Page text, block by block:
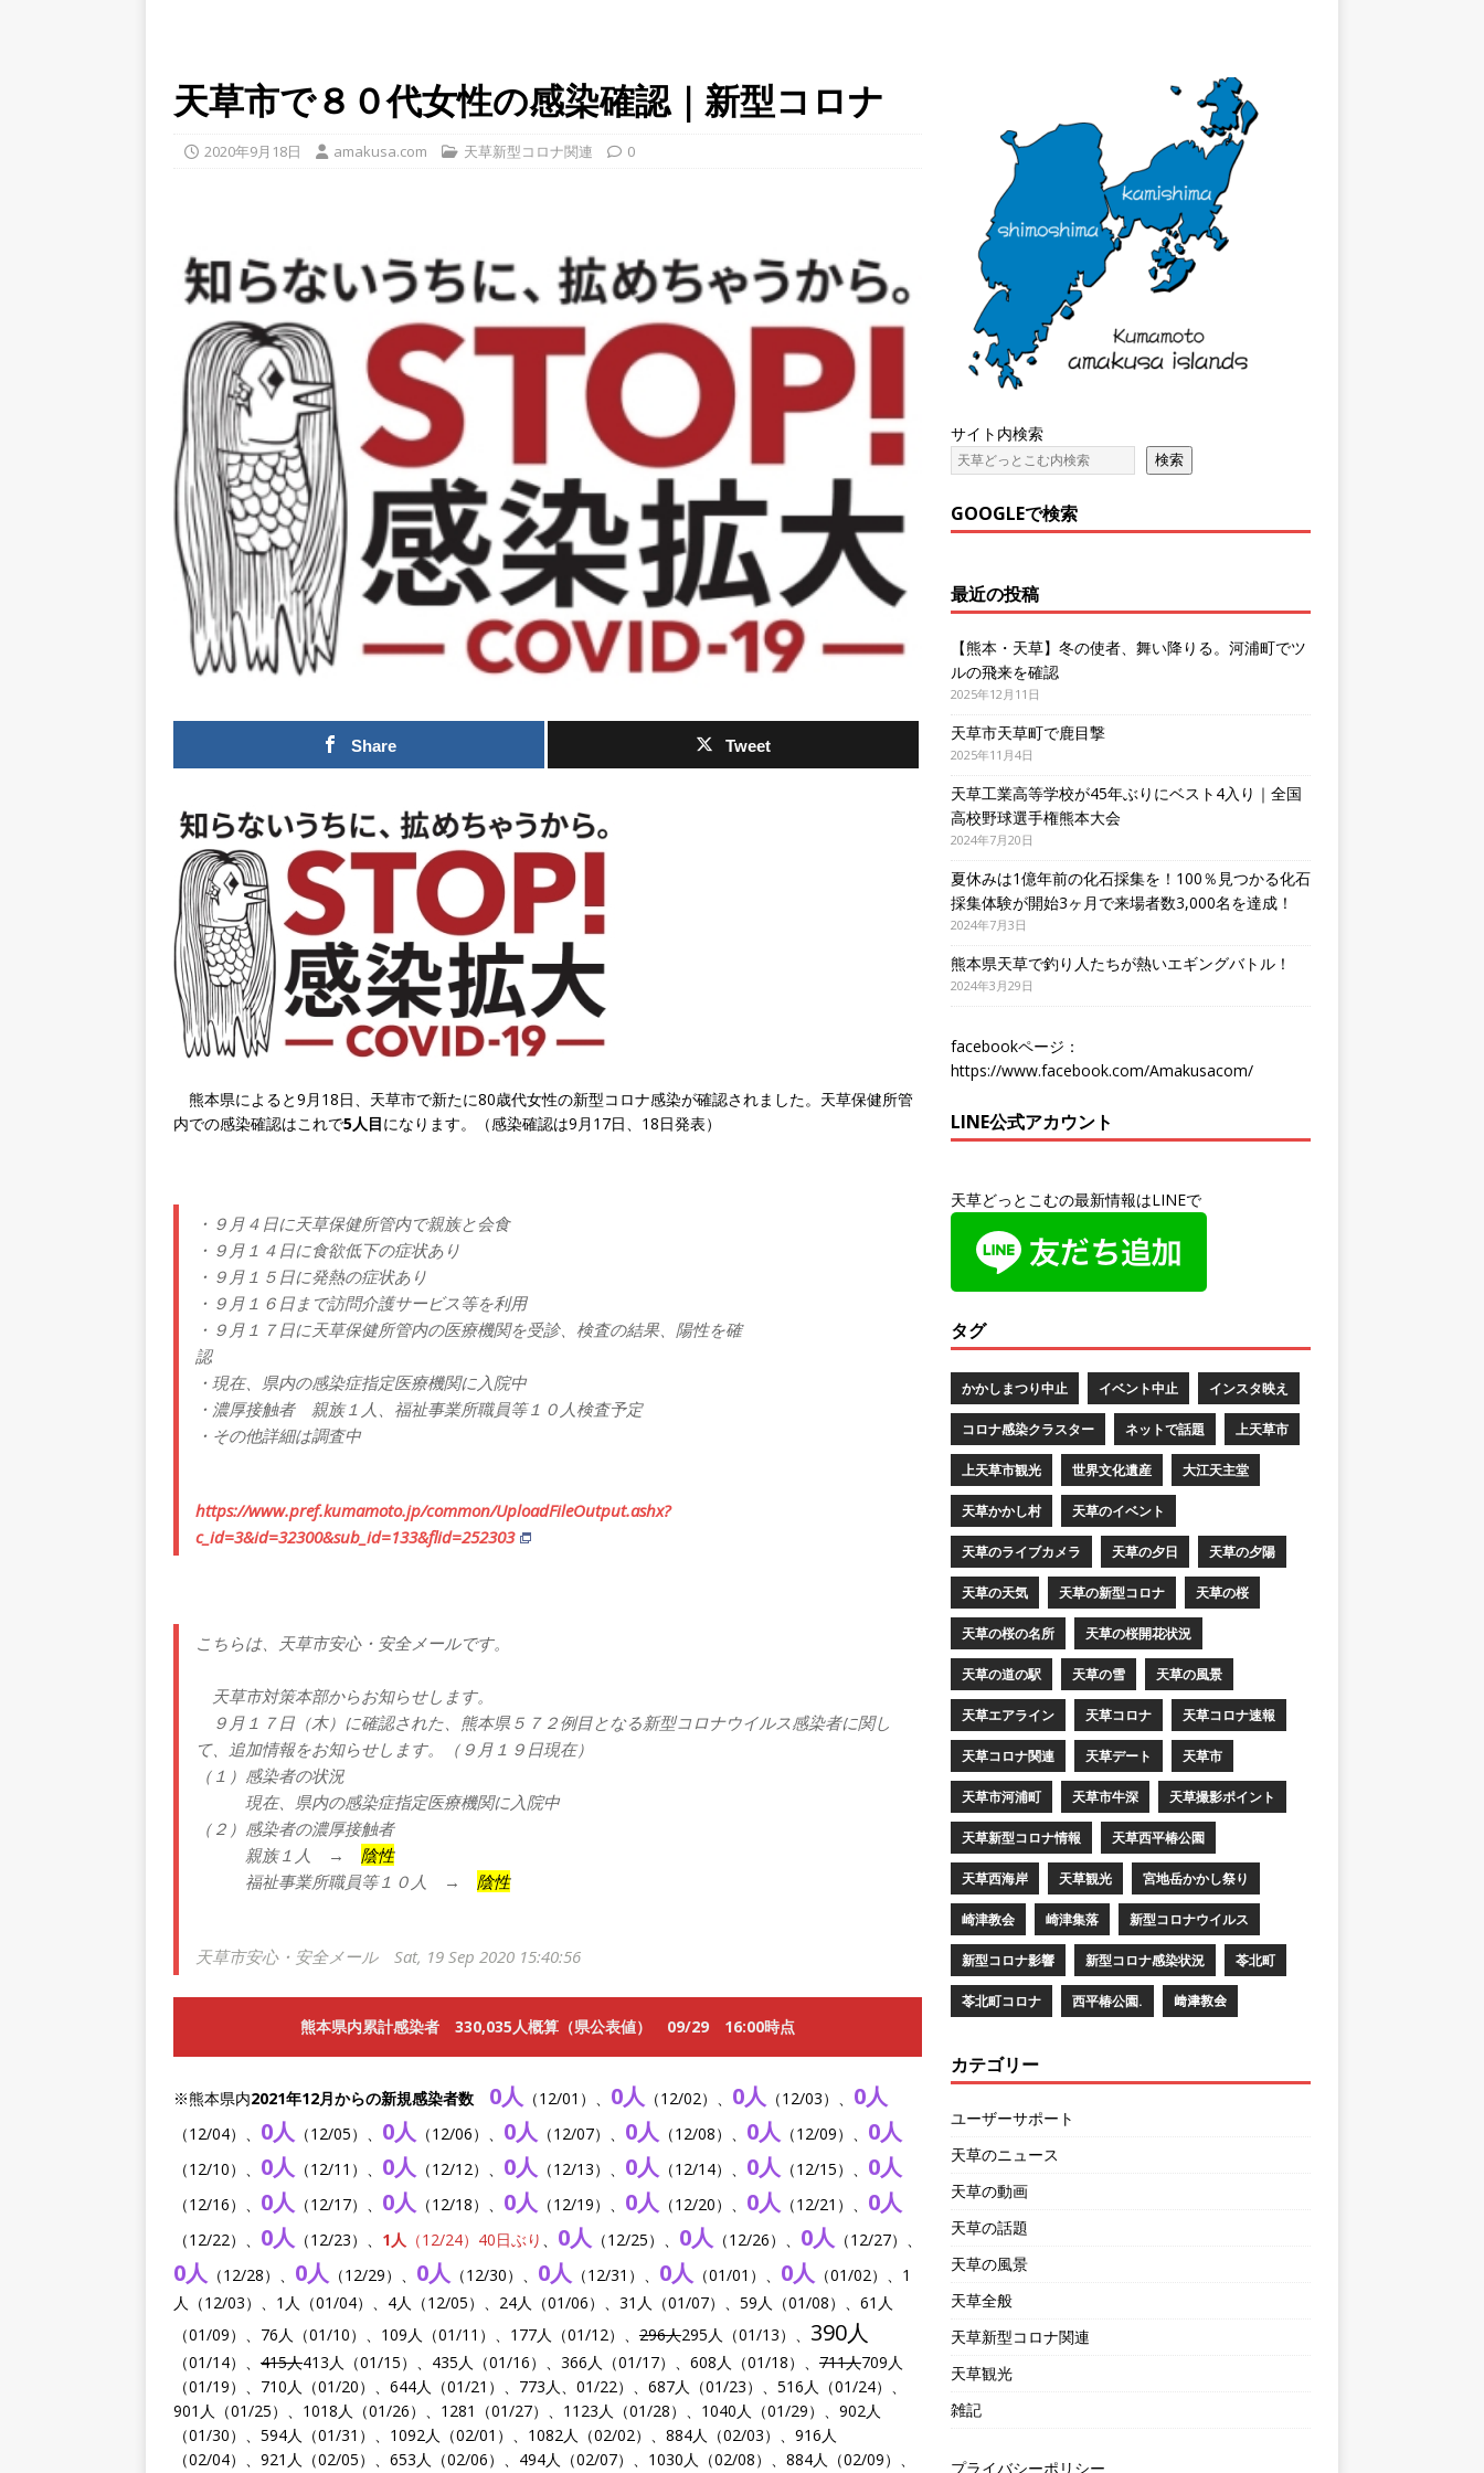
天草市で８０代女性の感染確認｜新型コロナ
2020年9月18日 amakusa.com 天草新型コロナ関連 0
Share Tweet
熊本県によると9月18日、天草市で新たに80歳代女性の新型コロナ感染が確認されました。天草保健所管
内での感染確認はこれで5人目になります。（感染確認は9月17日、18日発表）
・９月４日に天草保健所管内で親族と会食
・９月１４日に食欲低下の症状あり
・９月１５日に発熱の症状あり
・９月１６日まで訪問介護サービス等を利用
・９月１７日に天草保健所管内の医療機関を受診、検査の結果、陽性を確
認
・現在、県内の感染症指定医療機関に入院中
・濃厚接触者 親族１人、福祉事業所職員等１０人検査予定
・その他詳細は調査中
https://www.pref.kumamoto.jp/common/UploadFileOutput.ashx?
c_id=3&id=32300&sub_id=133&flid=252303
こちらは、天草市安心・安全メールです。
天草市対策本部からお知らせします。
９月１７日（木）に確認された、熊本県５７２例目となる新型コロナウイルス感染者に関し
て、追加情報をお知らせします。（９月１９日現在）
（１）感染者の状況
現在、県内の感染症指定医療機関に入院中
（２）感染者の濃厚接触者
親族１人 → 陰性
福祉事業所職員等１０人 → 陰性
天草市安心・安全メール Sat, 19 Sep 2020 15:40:56
熊本県内累計感染者 330,035人概算（県公表値） 09/29 16:00時点
※熊本県内2021年12月からの新規感染者数 0人 （12/01）、 0人 （12/02）、 0人 （12/03）、 0人
（12/04）、 0人 （12/05）、 0人 （12/06）、 0人 （12/07）、 0人 （12/08）、 0人 （12/09）、 0人
（12/10）、 0人 （12/11）、 0人 （12/12）、 0人 （12/13）、 0人 （12/14）、 0人 （12/15）、 0人
（12/16）、 0人 （12/17）、 0人 （12/18）、 0人 （12/19）、 0人 （12/20）、 0人 （12/21）、 0人
（12/22）、 0人 （12/23）、 1人 （12/24）40日ぶり 、 0人 （12/25）、 0人 （12/26）、 0人 （12/27）、
0人 （12/28）、 0人 （12/29）、 0人 （12/30）、 0人 （12/31）、 0人 （01/01）、 0人 （01/02）、1
人（12/03）、1人（01/04）、4人（12/05）、24人（01/06）、31人（01/07）、59人（01/08）、61人
（01/09）、76人（01/10）、109人（01/11）、177人（01/12）、 296人295人（01/13）、 390人
（01/14）、 415人413人（01/15）、435人（01/16）、366人（01/17）、608人（01/18）、 711人709人
（01/19）、710人（01/20）、644人（01/21）、773人、01/22）、687人（01/23）、516人（01/24）、
901人（01/25）、1018人（01/26）、1281（01/27）、1123人（01/28）、1040人（01/29）、902人
（01/30）、594人（01/31）、1092人（02/01）、1082人（02/02）、884人（02/03）、916人
（02/04）、921人（02/05）、653人（02/06）、494人（02/07）、1030人（02/08）、884人（02/09）、
サイト内検索
検索
GOOGLEで検索
最近の投稿
【熊本・天草】冬の使者、舞い降りる。河浦町でツ
ルの飛来を確認
2025年12月11日
天草市天草町で鹿目撃
2025年11月4日
天草工業高等学校が45年ぶりにベスト4入り｜全国
高校野球選手権熊本大会
2024年7月20日
夏休みは1億年前の化石採集を！100％見つかる化石
採集体験が開始3ヶ月で来場者数3,000名を達成！
2024年7月3日
熊本県天草で釣り人たちが熱いエギングバトル！
2024年3月29日
facebookページ：
https://www.facebook.com/Amakusacom/
LINE公式アカウント
天草どっとこむの最新情報はLINEで
タグ
かかしまつり中止 イベント中止 インスタ映え
コロナ感染クラスター ネットで話題 上天草市
上天草市観光 世界文化遺産 大江天主堂
天草かかし村 天草のイベント
天草のライブカメラ 天草の夕日 天草の夕陽
天草の天気 天草の新型コロナ 天草の桜
天草の桜の名所 天草の桜開花状況
天草の道の駅 天草の雪 天草の風景
天草エアライン 天草コロナ 天草コロナ速報
天草コロナ関連 天草デート 天草市
天草市河浦町 天草市牛深 天草撮影ポイント
天草新型コロナ情報 天草西平椿公園
天草西海岸 天草観光 宮地岳かかし祭り
崎津教会 崎津集落 新型コロナウイルス
新型コロナ影響 新型コロナ感染状況 苓北町
苓北町コロナ 西平椿公園. 﨑津教会
カテゴリー
ユーザーサポート
天草のニュース
天草の動画
天草の話題
天草の風景
天草全般
天草新型コロナ関連
天草観光
雑記
プライバシーポリシー